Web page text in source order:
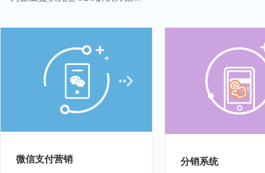
微信支付营销 分销系统